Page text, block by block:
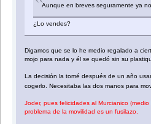
Aunque en breves seguramente ya no
¿Lo vendes?
Digamos que se lo he medio regalado a
mojo para nada y él se quedó sin su
La decisión la tomé después de un año
cogerlo. Necesitaba las dos manos para
Joder, pues felicidades al Murcianico
problema de la movilidad es un fusilazo.